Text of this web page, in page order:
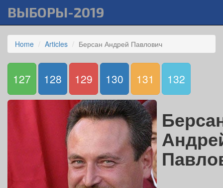
ВЫБОРЫ-2019
Home Articles Берсан Андрей Павлович
127 128 129 130 131 132